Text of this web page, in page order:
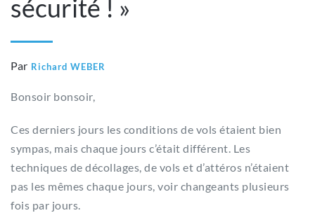
sécurité ! »
Par Richard WEBER
Bonsoir bonsoir,
Ces derniers jours les conditions de vols étaient bien
sympas, mais chaque jours c’était différent. Les
techniques de décollages, de vols et d’attéros n’étaient
pas les mêmes chaque jours, voir changeants plusieurs
fois par jours.